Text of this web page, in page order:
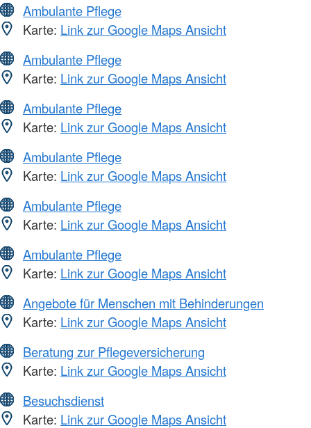
Ambulante Pflege
Karte: Link zur Google Maps Ansicht
Ambulante Pflege
Karte: Link zur Google Maps Ansicht
Ambulante Pflege
Karte: Link zur Google Maps Ansicht
Ambulante Pflege
Karte: Link zur Google Maps Ansicht
Ambulante Pflege
Karte: Link zur Google Maps Ansicht
Ambulante Pflege
Karte: Link zur Google Maps Ansicht
Angebote für Menschen mit Behinderungen
Karte: Link zur Google Maps Ansicht
Beratung zur Pflegeversicherung
Karte: Link zur Google Maps Ansicht
Besuchsdienst
Karte: Link zur Google Maps Ansicht